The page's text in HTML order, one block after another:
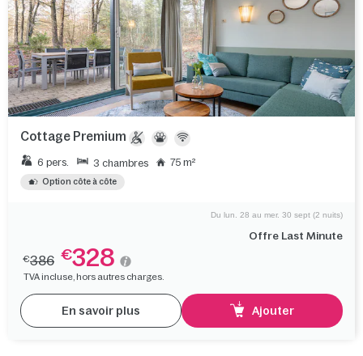
Cottage Premium
6 pers. 3 chambres 75 m²
Option côte à côte
Offre Last Minute
Du lun. 28 au mer. 30 sept (2 nuits)
€386 €328
TVA incluse, hors autres charges.
En savoir plus Ajouter